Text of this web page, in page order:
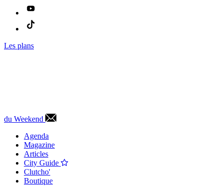
Les plans
du Weekend
Agenda
Magazine
Articles
City Guide
Clutcho'
Boutique